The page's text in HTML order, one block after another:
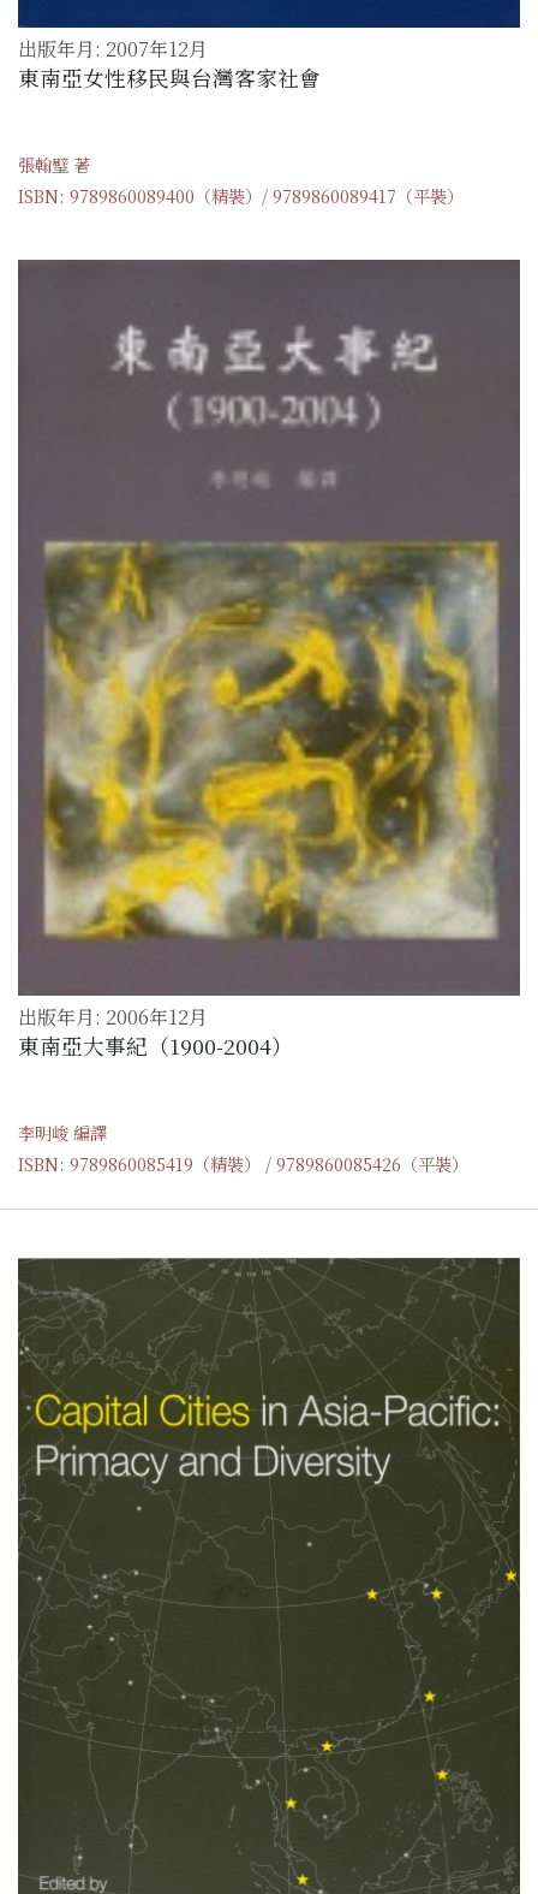
出版年月: 2007年12月
東南亞女性移民與台灣客家社會
張翰璧 著
ISBN: 9789860089400（精裝）/ 9789860089417（平裝）
出版年月: 2006年12月
東南亞大事紀（1900-2004）
李明峻 編譯
ISBN: 9789860085419（精裝） / 9789860085426（平裝）